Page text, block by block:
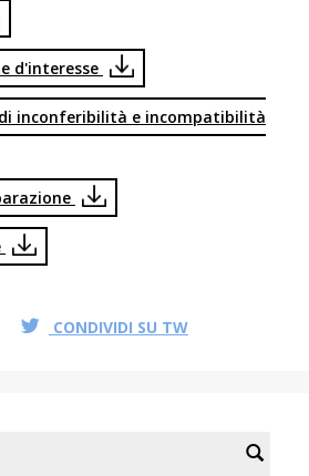
d'interesse
inconferibilità e incompatibilità
CONDIVIDI SU TW